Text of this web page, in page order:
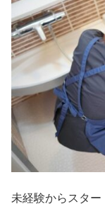
未経験からスタ